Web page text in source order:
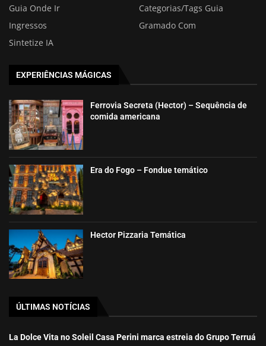
Guia Onde Ir
Categorias/Tags Guia
Ingressos
Gramado Com
Sintetize IA
EXPERIÊNCIAS MÁGICAS
Ferrovia Secreta (Hector) – Sequência de
comida americana
Era do Fogo – Fondue temático
Hector Pizzaria Temática
ÚLTIMAS NOTÍCIAS
La Dolce Vita no Soleil Casa Perini marca estreia do Grupo Terruá